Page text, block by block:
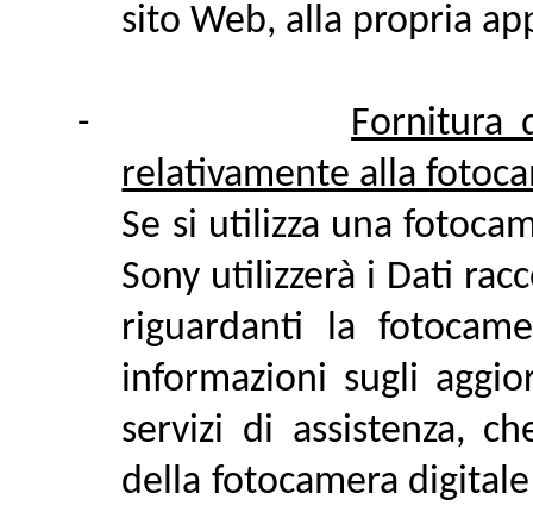
sito Web, alla propria
-
Fornitura
relativamente alla
Se si utilizza una
Sony utilizzerà i Dati
riguardanti la
informazioni sugli
servizi di assistenza,
della fotocamera